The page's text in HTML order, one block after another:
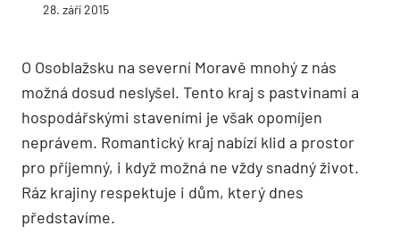
28. září 2015
O Osoblažsku na severní Moravě mnohý z nás
možná dosud neslyšel. Tento kraj s pastvinami a
hospodářskými staveními je však opomíjen
neprávem. Romantický kraj nabízí klid a prostor
pro příjemný, i když možná ne vždy snadný život.
Ráz krajiny respektuje i dům, který dnes
představíme.